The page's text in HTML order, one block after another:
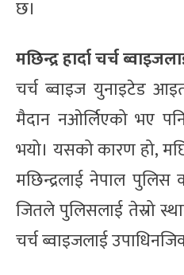
छ।
मछिन्द्र हार्दा चर्च
चर्च ब्वाइज युनाइटेड
मैदान नओर्लिएको भए
भयो। यसको कारण हो,
मछिन्द्रलाई नेपाल
जितले पुलिसलाई तेस्रो
चर्च ब्वाइजलाई